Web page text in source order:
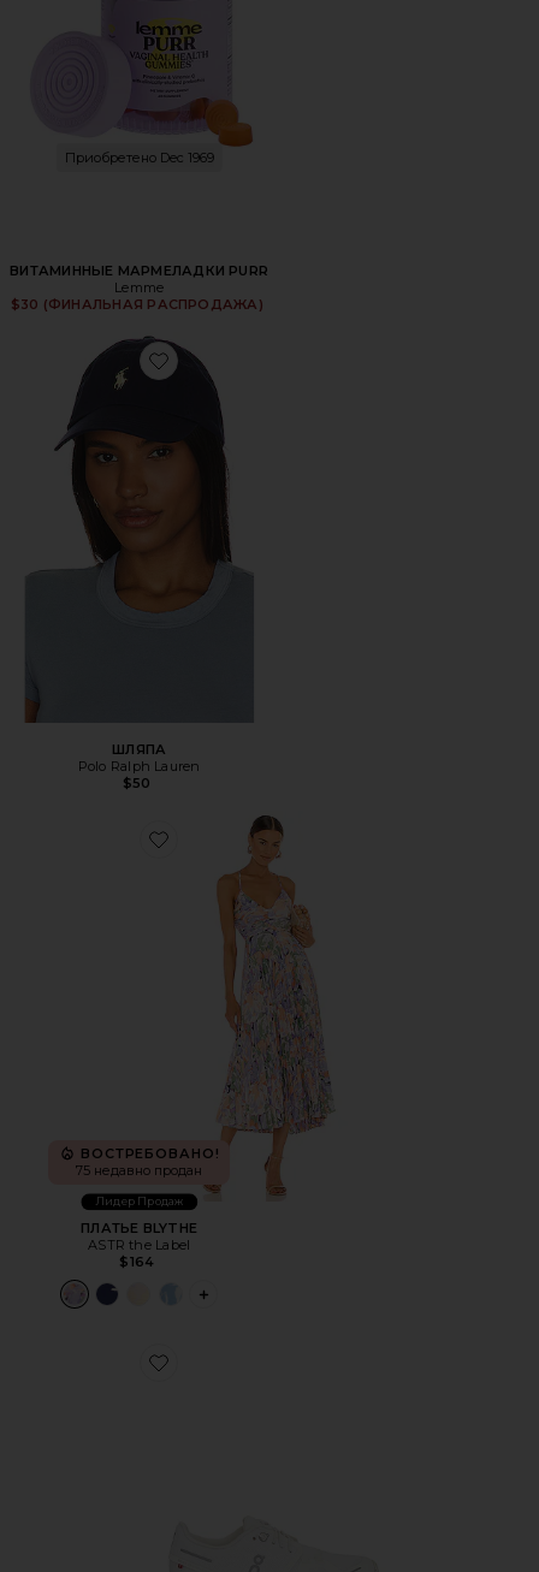
Приобретено Dec 1969
ВИТАМИННЫЕ МАРМЕЛАДКИ PURR
Lemme
$30 (ФИНАЛЬНАЯ РАСПРОДАЖА)
Favorite ШЛЯПА
ШЛЯПА
Polo Ralph Lauren
$50
Favorite ПЛАТЬЕ BLYTHE
ВОСТРЕБОВАНО!
75 недавно продан
Лидер Продаж
ПЛАТЬЕ BLYTHE
ASTR the Label
$164
PLUS ICON TO SEE MORE OPTIONS FOR
Favorite КРОССОВКИ CLOUD 6